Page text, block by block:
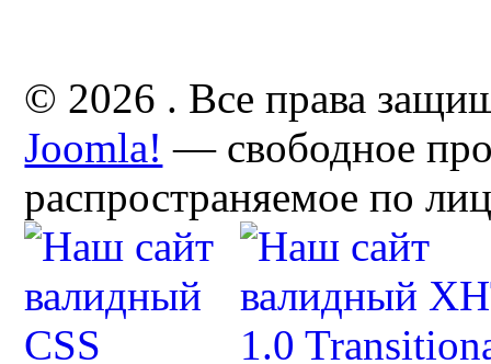
© 2026 . Все права
Joomla! — свободное
распространяемое по